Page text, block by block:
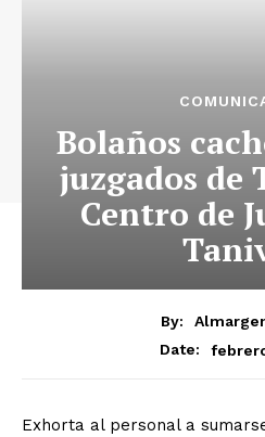
Bolaños
juzgados de
Centro de
By:
Date:
Exhorta al personal a